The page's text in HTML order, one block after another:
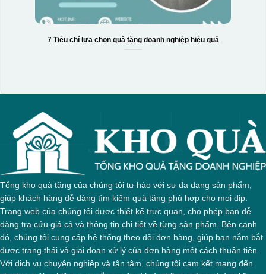
7 Tiêu chí lựa chọn quà tặng doanh nghiệp hiệu quả
Tổng kho quà tặng của chúng tôi tự hào với sự đa dạng sản phẩm,
giúp khách hàng dễ dàng tìm kiếm quà tặng phù hợp cho mọi dịp.
Trang web của chúng tôi được thiết kế trực quan, cho phép bạn dễ
dàng tra cứu giá cả và thông tin chi tiết về từng sản phẩm. Bên cạnh
đó, chúng tôi cung cấp hệ thống theo dõi đơn hàng, giúp bạn nắm bắt
được trạng thái và giai đoạn xử lý của đơn hàng một cách thuận tiện.
Với dịch vụ chuyên nghiệp và tận tâm, chúng tôi cam kết mang đến